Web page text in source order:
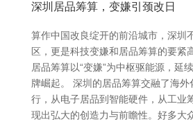
深圳居品筹算，变嫌引颈改日
算作中国改良绽开的前沿城市，深圳
区，更是科技变嫌和居品筹算的要紧
居品筹算以“变嫌”为中枢驱能源，延
牌崛起。 深圳的居品筹算交融了海外
行，从电子居品到智能硬件，从工业
现出弘大的创造力与前瞻性。好多大